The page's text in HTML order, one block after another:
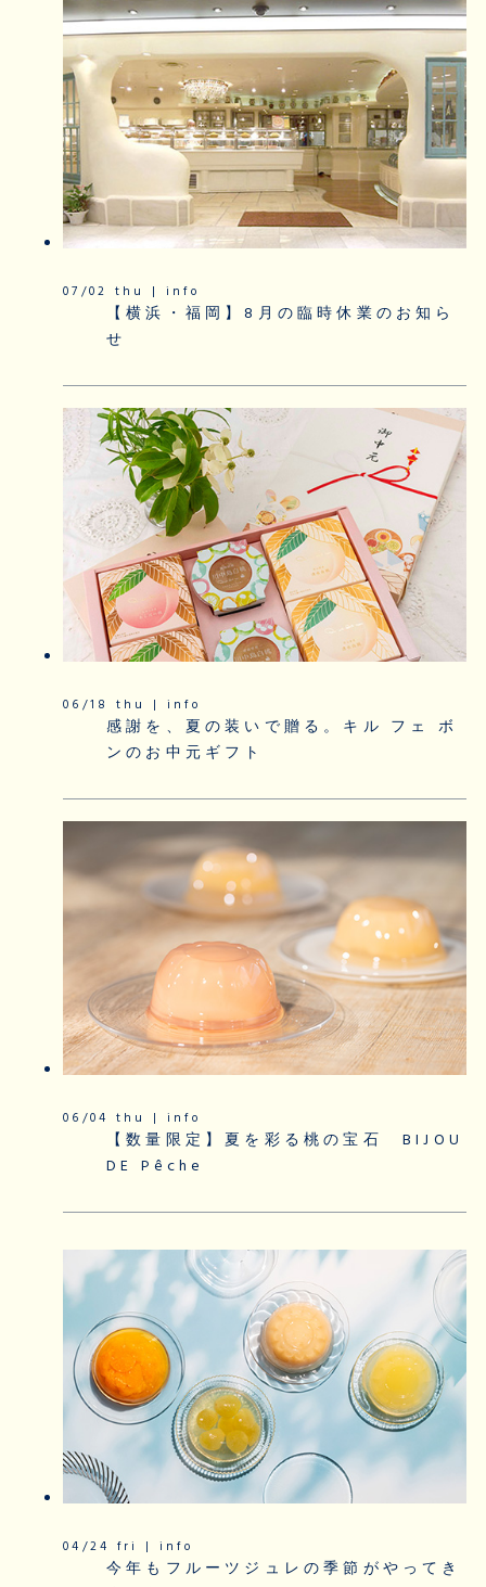
07/02 thu | info
【横浜・福岡】8月の臨時休業のお知ら
せ
06/18 thu | info
感謝を、夏の装いで贈る。キル フェ ボ
ンのお中元ギフト
06/04 thu | info
【数量限定】夏を彩る桃の宝石 BIJOU
DE Pêche
04/24 fri | info
今年もフルーツジュレの季節がやってき